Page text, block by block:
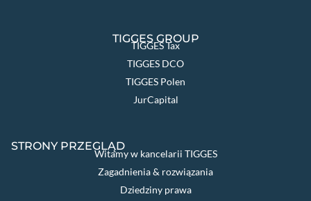
TIGGES GROUP
TIGGES Tax
TIGGES DCO
TIGGES Polen
JurCapital
STRONY PRZEGLĄD
Witamy w kancelarii TIGGES
Zagadnienia & rozwiązania
Dziedziny prawa